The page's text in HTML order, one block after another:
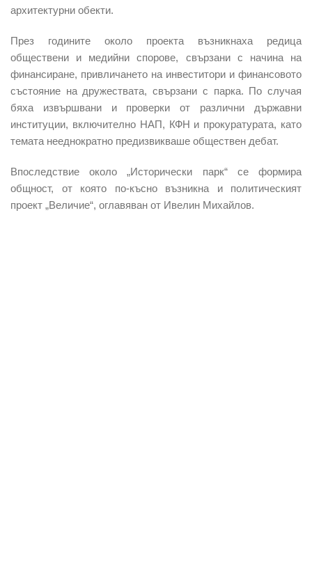
архитектурни обекти.
През годините около проекта възникнаха редица
обществени и медийни спорове, свързани с начина на
финансиране, привличането на инвеститори и финансовото
състояние на дружествата, свързани с парка. По случая
бяха извършвани и проверки от различни държавни
институции, включително НАП, КФН и прокуратурата, като
темата нееднократно предизвикваше обществен дебат.
Впоследствие около „Исторически парк“ се формира
общност, от която по-късно възникна и политическият
проект „Величие“, оглавяван от Ивелин Михайлов.